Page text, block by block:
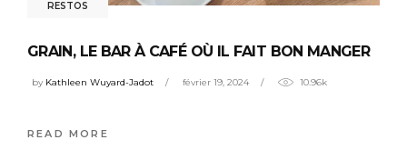
RESTOS
GRAIN, LE BAR À CAFÉ OÙ IL FAIT BON MANGER
by Kathleen Wuyard-Jadot février 19, 2024 10.96k
READ MORE